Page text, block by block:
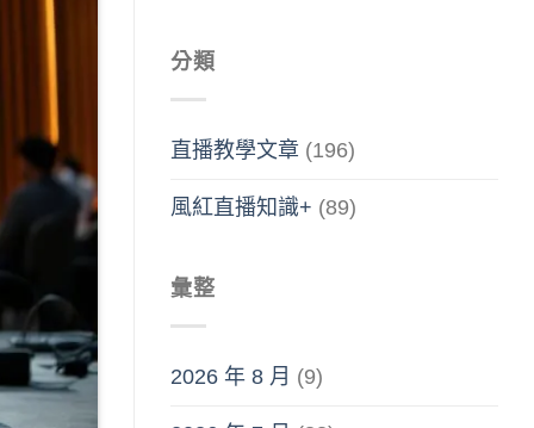
分類
直播教學文章 (196)
風紅直播知識+ (89)
彙整
2026 年 8 月 (9)